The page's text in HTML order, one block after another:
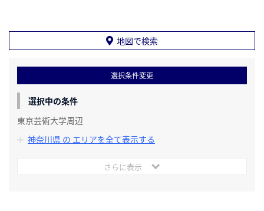
地図で検索
選択条件変更
選択中の条件
東京芸術大学周辺
神奈川県 の エリアを全て表示する
さらに表示